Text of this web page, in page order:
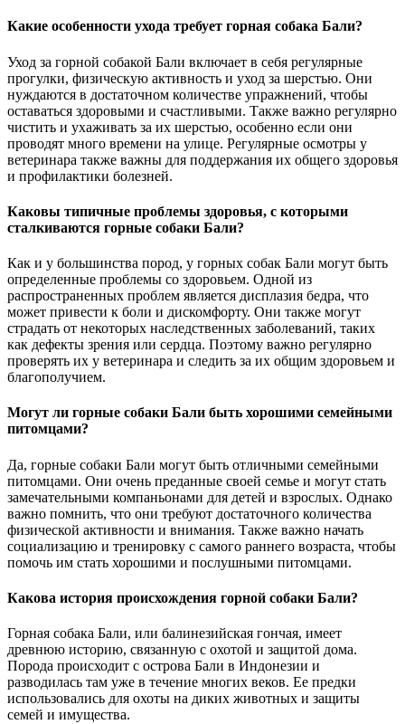
Какие особенности ухода требует горная собака Бали?
Уход за горной собакой Бали включает в себя регулярные
прогулки, физическую активность и уход за шерстью. Они
нуждаются в достаточном количестве упражнений, чтобы
оставаться здоровыми и счастливыми. Также важно регулярно
чистить и ухаживать за их шерстью, особенно если они
проводят много времени на улице. Регулярные осмотры у
ветеринара также важны для поддержания их общего здоровья
и профилактики болезней.
Каковы типичные проблемы здоровья, с которыми
сталкиваются горные собаки Бали?
Как и у большинства пород, у горных собак Бали могут быть
определенные проблемы со здоровьем. Одной из
распространенных проблем является дисплазия бедра, что
может привести к боли и дискомфорту. Они также могут
страдать от некоторых наследственных заболеваний, таких
как дефекты зрения или сердца. Поэтому важно регулярно
проверять их у ветеринара и следить за их общим здоровьем и
благополучием.
Могут ли горные собаки Бали быть хорошими семейными
питомцами?
Да, горные собаки Бали могут быть отличными семейными
питомцами. Они очень преданные своей семье и могут стать
замечательными компаньонами для детей и взрослых. Однако
важно помнить, что они требуют достаточного количества
физической активности и внимания. Также важно начать
социализацию и тренировку с самого раннего возраста, чтобы
помочь им стать хорошими и послушными питомцами.
Какова история происхождения горной собаки Бали?
Горная собака Бали, или балинезийская гончая, имеет
древнюю историю, связанную с охотой и защитой дома.
Порода происходит с острова Бали в Индонезии и
разводилась там уже в течение многих веков. Ее предки
использовались для охоты на диких животных и защиты
семей и имущества.